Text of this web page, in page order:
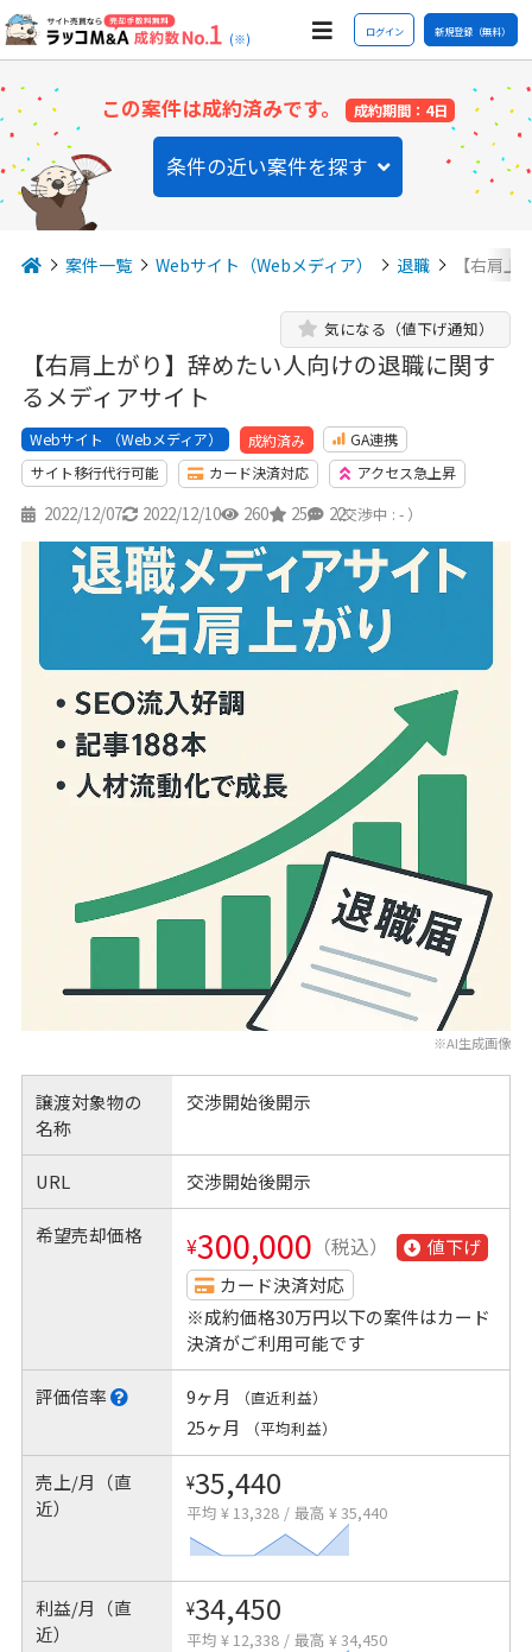
(※) ログイン 新規登録（無料）
この案件は成約済みです。 成約期間：4日
条件の近い案件を探す
案件一覧 Webサイト（Webメディア） 退職 【右肩
【右肩上がり】辞めたい人向けの退職に関す
るメディアサイト
気になる（値下げ通知）
Webサイト （Webメディア） 成約済み
GA連携
サイト移行代行可能
カード決済対応 アクセス急上昇
2022/12/07 2022/12/10 260 25 22
（交渉中 : - ）
※AI生成画像
譲渡対象物の
名称
交渉開始後開示
URL 交渉開始後開示
希望売却価格 ¥300,000 （税込）
値下げ
カード決済対応
※成約価格30万円以下の案件はカード
決済がご利用可能です
評価倍率 9ヶ月 （直近利益）
25ヶ月 （平均利益）
売上/月（直
近）
¥35,440
平均 ¥ 13,328 / 最高 ¥ 35,440
利益/月（直
近）
¥34,450
平均 ¥ 12,338 / 最高 ¥ 34,450